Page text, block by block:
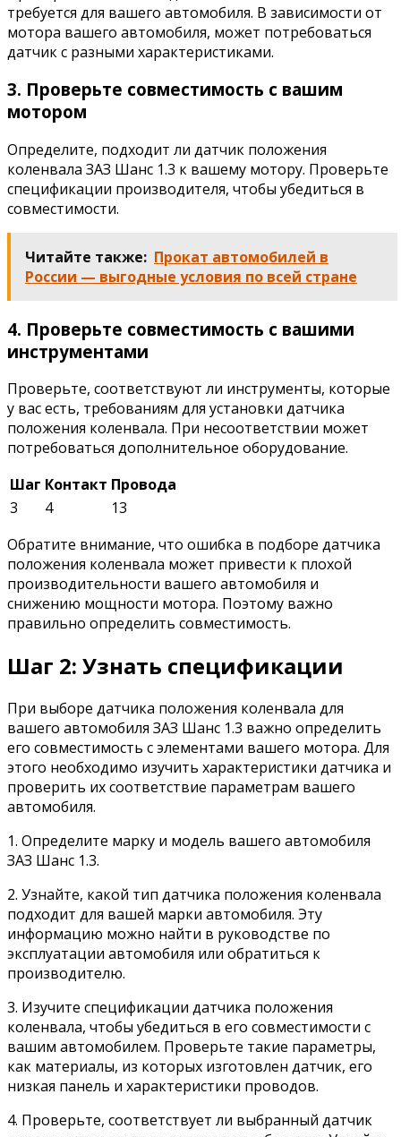
требуется для вашего автомобиля. В зависимости от
мотора вашего автомобиля, может потребоваться
датчик с разными характеристиками.
3. Проверьте совместимость с вашим
мотором
Определите, подходит ли датчик положения
коленвала ЗАЗ Шанс 1.3 к вашему мотору. Проверьте
спецификации производителя, чтобы убедиться в
совместимости.
Читайте также: Прокат автомобилей в
России — выгодные условия по всей стране
4. Проверьте совместимость с вашими
инструментами
Проверьте, соответствуют ли инструменты, которые
у вас есть, требованиям для установки датчика
положения коленвала. При несоответствии может
потребоваться дополнительное оборудование.
Шаг Контакт Провода
3
4
13
Обратите внимание, что ошибка в подборе датчика
положения коленвала может привести к плохой
производительности вашего автомобиля и
снижению мощности мотора. Поэтому важно
правильно определить совместимость.
Шаг 2: Узнать спецификации
При выборе датчика положения коленвала для
вашего автомобиля ЗАЗ Шанс 1.3 важно определить
его совместимость с элементами вашего мотора. Для
этого необходимо изучить характеристики датчика и
проверить их соответствие параметрам вашего
автомобиля.
1. Определите марку и модель вашего автомобиля
ЗАЗ Шанс 1.3.
2. Узнайте, какой тип датчика положения коленвала
подходит для вашей марки автомобиля. Эту
информацию можно найти в руководстве по
эксплуатации автомобиля или обратиться к
производителю.
3. Изучите спецификации датчика положения
коленвала, чтобы убедиться в его совместимости с
вашим автомобилем. Проверьте такие параметры,
как материалы, из которых изготовлен датчик, его
низкая панель и характеристики проводов.
4. Проверьте, соответствует ли выбранный датчик